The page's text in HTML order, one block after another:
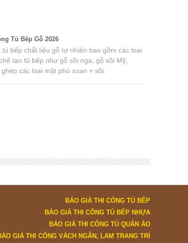
Tủ Bếp Gỗ 2026
tủ bếp chất liệu gỗ tự nhiên bao gồm các loại
tạo tủ bếp như gỗ sồi nga, gỗ sồi Mỹ,
các loại mặt phủ xoan + sồi.
BÁO GIÁ THI CÔNG TỦ BẾP
BÁO GIÁ THI CÔNG TỦ BẾP NHỰA
BÁO GIÁ THI CÔNG TỦ QUẦN ÁO
GIÁ THI CÔNG VÁCH NGĂN, LAM TRANG TRÍ